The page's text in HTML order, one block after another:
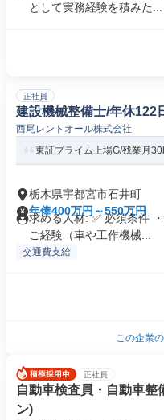
として実務経験を積みた...
正社員
建設機械整備士/年休122
西尾レントオール株式会社
東証プライム上場G/残業月
栃木県宇都宮市石井町
年俸400万円～550万円
求める人材: ✅ 必須条件
ご経験（車や工作機械...
交通費支給
この企業
正社員
自動車検査員・自動車整
ン)